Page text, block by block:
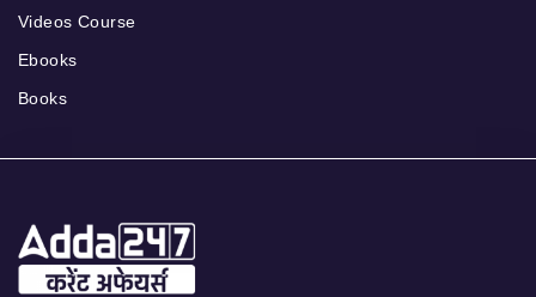
Videos Course
Ebooks
Books